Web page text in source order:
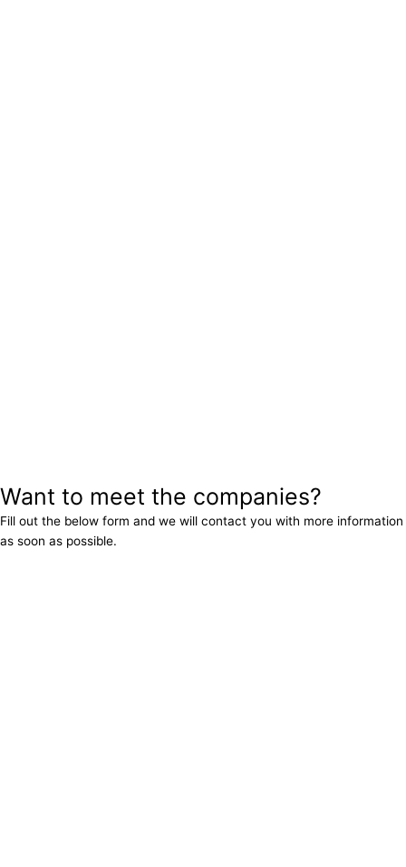
Want to meet the companies?
Fill out the below form and we will contact you with more information
as soon as possible.